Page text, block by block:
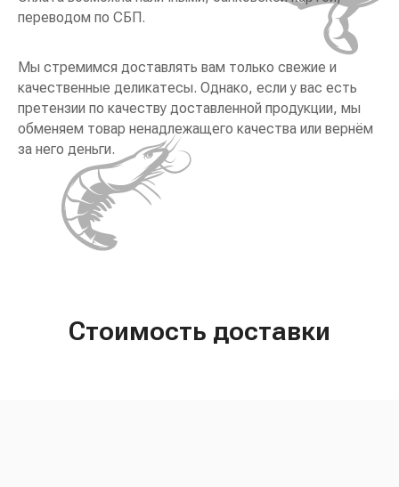
переводом по СБП.
Мы стремимся доставлять вам только свежие и
качественные деликатесы. Однако, если у вас есть
претензии по качеству доставленной продукции, мы
обменяем товар ненадлежащего качества или вернём
за него деньги.
Стоимость доставки